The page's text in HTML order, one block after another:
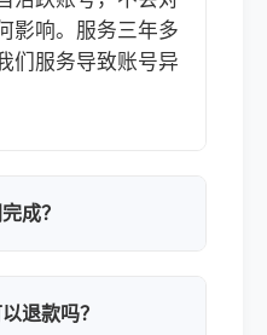
影响。服务三年多
们服务导致账号异
成？
退款吗？